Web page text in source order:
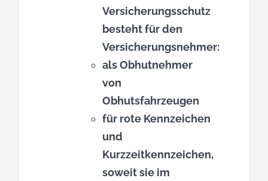
Versicherungsschutz
besteht für den
Versicherungsnehmer:
als Obhutnehmer
von
Obhutsfahrzeugen
für rote Kennzeichen
und
Kurzzeitkennzeichen,
soweit sie im